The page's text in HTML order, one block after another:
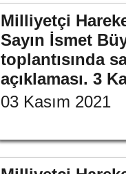
Milliyetçi
Sayın İsmet
toplantısında
açıklaması. 3
03 Kasım 2021